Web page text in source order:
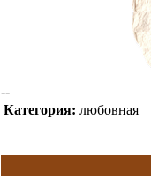
--
Категория: любовная